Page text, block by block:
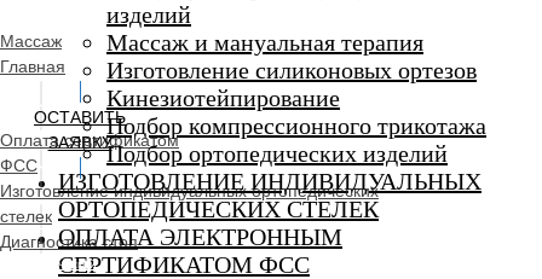
салон
изделий
Массаж и мануальная терапия
Изготовление силиконовых ортезов
Кинезиотейпирование
Подбор компрессионного трикотажа
Подбор ортопедических изделий
ИЗГОТОВЛЕНИЕ ИНДИВИДУАЛЬНЫХ
ОРТОПЕДИЧЕСКИХ СТЕЛЕК
ОПЛАТА ЭЛЕКТРОННЫМ
СЕРТИФИКАТОМ ФСС
Массаж
Главная
ОСТАВИТЬ
ЗАЯВКУ
Оплата сертификатом
ФСС
Изготовление индивидуальных ортопедических
стелек
Диагностика стоп
Ортопедический